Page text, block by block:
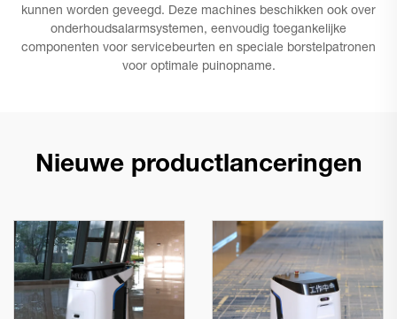
kunnen worden geveegd. Deze machines beschikken ook over
onderhoudsalarmsystemen, eenvoudig toegankelijke
componenten voor servicebeurten en speciale borstelpatronen
voor optimale puinopname.
Nieuwe productlanceringen